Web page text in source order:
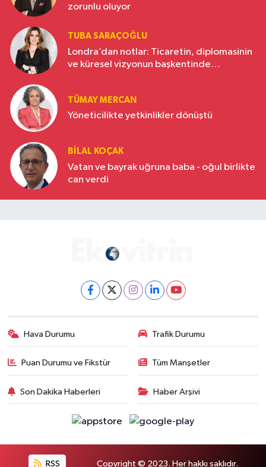
zorunlu oluyor
TUBA SARAÇOĞLU
Londra’dan notlar: Ticaretin, diplomasinin
ve küresel vizyonun başkentinde
TÜMAY MERCAN
Yöneticilikte yetkinlikler dönüştü
BILAL KOÇAK
Vatan ve bayrak uğruna baba - oğul birlikte
can verdi
Hava Durumu Trafik Durumu
Puan Durumu ve Fikstür Tüm Manşetler
Son Dakika Haberleri Haber Arşivi
RSS Copyright © 2023. Her hakkı saklıdır.